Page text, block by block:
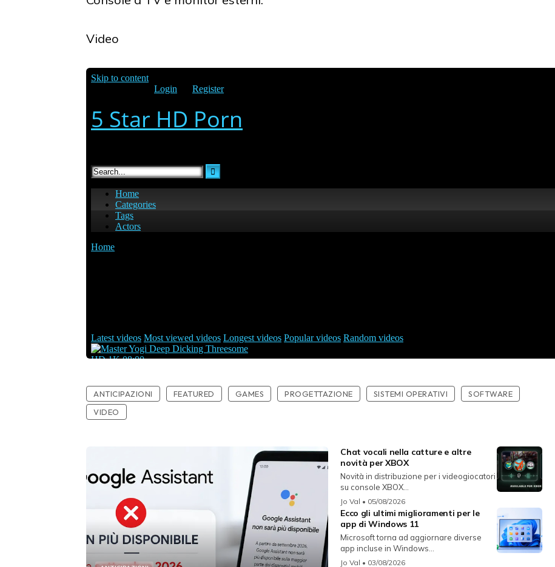
Video
ANTICIPAZIONI FEATURED GAMES PROGETTAZIONE SISTEMI OPERATIVI
SOFTWARE
VIDEO
Chat vocali nella catture e altre
novità per XBOX
Novità in distribuzione per i videogiocatori
su console XBOX...
Jo Val • 05/08/2026
Ecco gli ultimi miglioramenti per le
app di Windows 11
Microsoft torna ad aggiornare diverse
app incluse in Windows...
Jo Val • 03/08/2026